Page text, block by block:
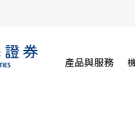
產品與服務